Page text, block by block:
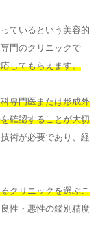
ているという美容的
門のクリニックで
してもらえます。
専門医または形成外
確認することが大切
術が必要であり、経
クリニックを選ぶこ
性・悪性の鑑別精度